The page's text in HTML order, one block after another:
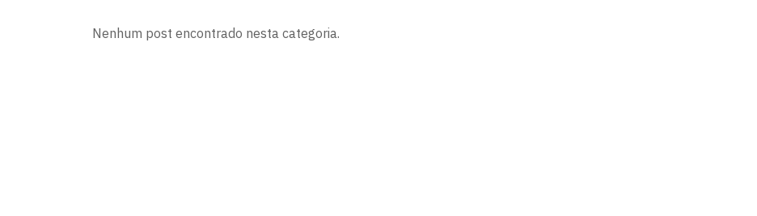
Nenhum post encontrado nesta categoria.